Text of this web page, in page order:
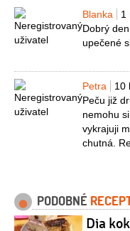
Blanka 1
Dobrý
upečené
Petra 10
Peču již
nemohu
vykrajuji
chutná.
PODOBNÉ
Dia